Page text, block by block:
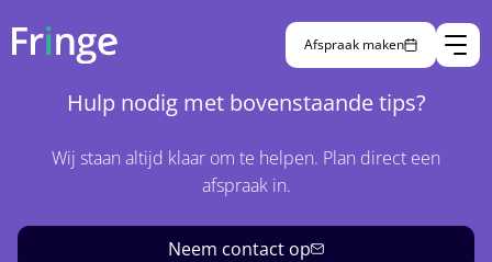
Afspraak maken
Hulp nodig met bovenstaande tips?
Wij staan altijd klaar om te helpen. Plan direct een
afspraak in.
Neem contact op